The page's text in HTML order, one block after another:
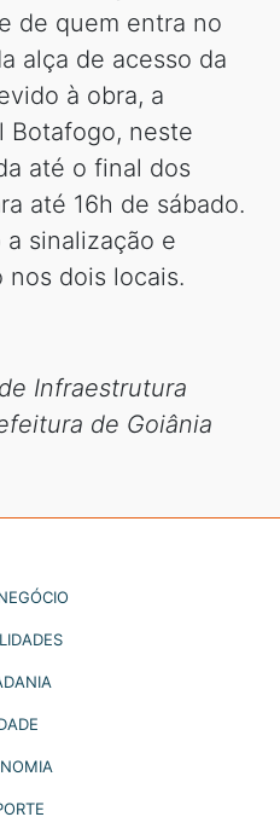
de quem entra no
alça de acesso da
à obra, a
Botafogo, neste
até o final dos
até 16h de sábado.
a sinalização e
dois locais.
Infraestrutura
de Goiânia